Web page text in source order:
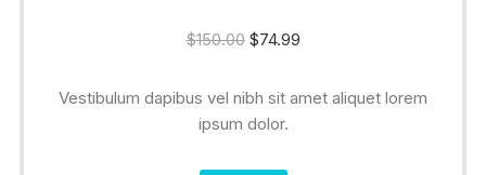
$150.00 $74.99
Vestibulum dapibus vel nibh sit amet aliquet lorem
ipsum dolor.